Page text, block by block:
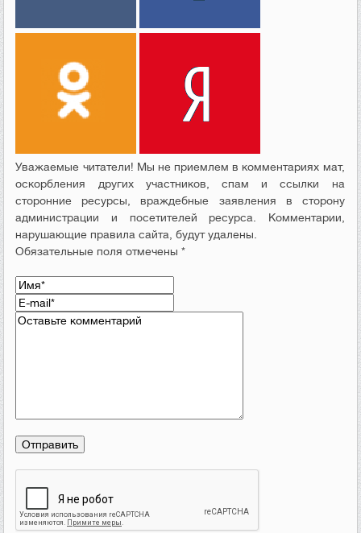
Уважаемые читатели! Мы не приемлем в комментариях мат,
оскорбления других участников, спам и ссылки на
сторонние ресурсы, враждебные заявления в сторону
администрации и посетителей ресурса. Комментарии,
нарушающие правила сайта, будут удалены.
Обязательные поля отмечены *